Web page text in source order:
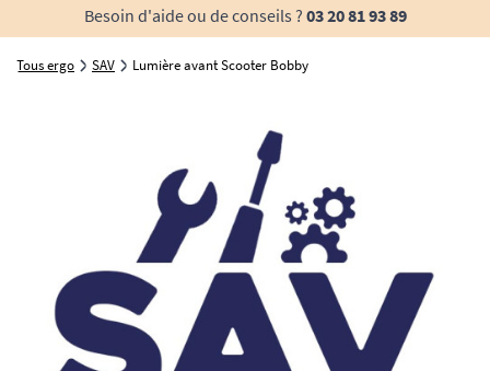
Besoin d'aide ou de conseils ? 03 20 81 93 89
Tous ergo SAV Lumière avant Scooter Bobby